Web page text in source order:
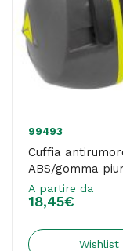
99493
Cuffia
ABS/gomma
A partire da
18,45€
Wishlist